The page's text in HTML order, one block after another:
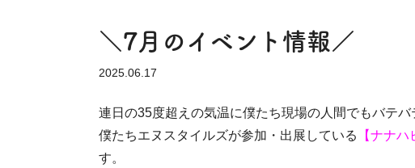
＼7月のイベント情報／
2025.06.17
連日の35度超えの気温に僕たち現場の人間でもバテ
僕たちエヌスタイルズが参加・出展している
【ナナハ
す。